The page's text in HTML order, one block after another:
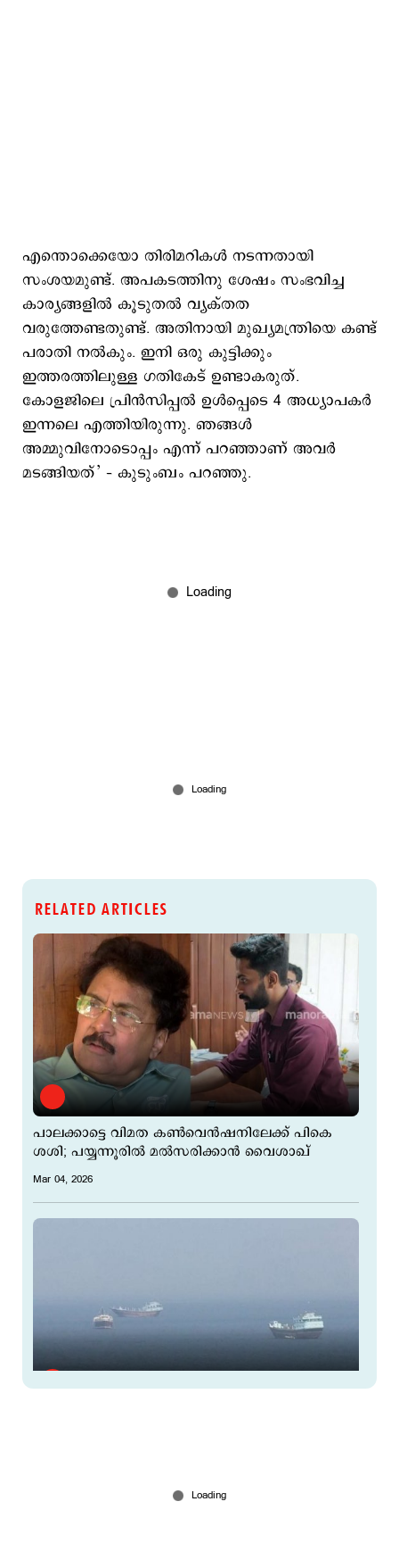
എന്തൊക്കെയോ തിരിമറികൾ നടന്നതായി
സംശയമുണ്ട്. അപകടത്തിനു ശേഷം സംഭവിച്ച
കാര്യങ്ങളിൽ കൂടുതൽ വ്യക്തത
വരുത്തേണ്ടതുണ്ട്. അതിനായി മുഖ്യമന്ത്രിയെ കണ്ട്
പരാതി നൽകും. ഇനി ഒരു കുട്ടിക്കും
ഇത്തരത്തിലുള്ള ഗതികേട് ഉണ്ടാകരുത്.
കോളജിലെ പ്രിൻസിപ്പൽ ഉൾപ്പെടെ 4 അധ്യാപകർ
ഇന്നലെ എത്തിയിരുന്നു. ഞങ്ങൾ
അമ്മുവിനോടൊപ്പം എന്ന് പറഞ്ഞാണ് അവർ
മടങ്ങിയത്’ – കുടുംബം പറഞ്ഞു.
RELATED ARTICLES
പാലക്കാട്ടെ വിമത കൺവെൻഷനിലേക്ക് പികെ
ശശി; പയ്യന്നൂരില്‍ മല്‍സരിക്കാന്‍ വൈശാഖ്
Mar 04, 2026